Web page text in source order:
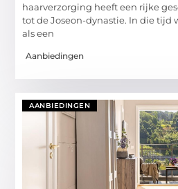
haarverzorging heeft een rijke
tot de Joseon-dynastie. In die tijd
als een
Aanbiedingen
AANBIEDINGEN